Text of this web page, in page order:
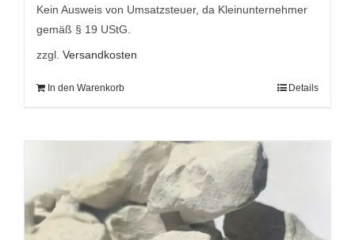
9,95 €
7,95 €.
Kein Ausweis von Umsatzsteuer, da Kleinunternehmer
gemäß § 19 UStG.
zzgl. Versandkosten
In den Warenkorb Details